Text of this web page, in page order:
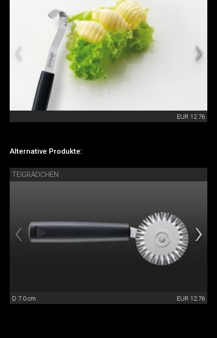
EUR 12.76
Alternative Produkte:
TEIGRÄDCHEN
D 7.0 cm EUR 12.76